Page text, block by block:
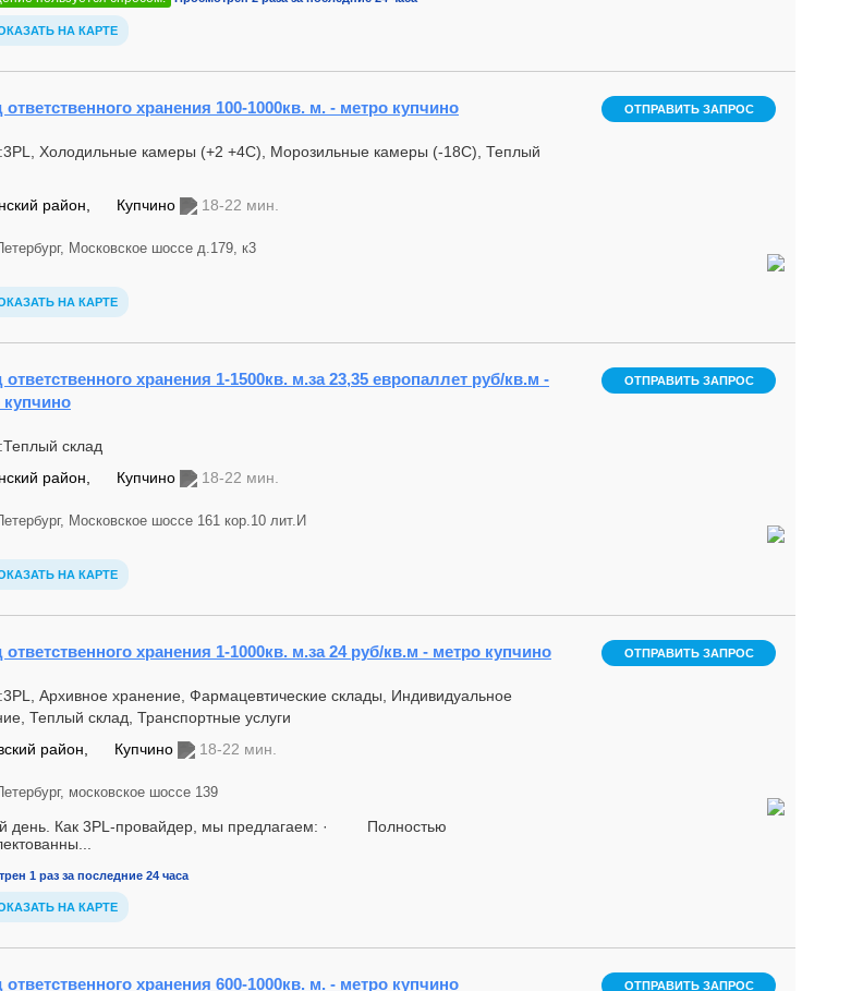
НА КАРТЕ
хранения 100-1000кв. м. - метро купчино
Холодильные камеры (+2 +4С), Морозильные камеры (-18С), Теплый
район,
Купчино 18-22 мин.
Московское шоссе д.179, к3
ОТПРАВИТЬ ЗАПРОС
НА КАРТЕ
хранения 1-1500кв. м.за 23,35 европаллет руб/кв.м -
купчино
склад
район,
Купчино 18-22 мин.
Московское шоссе 161 кор.10 лит.И
ОТПРАВИТЬ ЗАПРОС
НА КАРТЕ
хранения 1-1000кв. м.за 24 руб/кв.м - метро купчино
Архивное хранение, Фармацевтические склады, Индивидуальное
Теплый склад, Транспортные услуги
район,
Купчино 18-22 мин.
московское шоссе 139
день. Как 3PL-провайдер, мы предлагаем: · Полностью
ОТПРАВИТЬ ЗАПРОС
1 раз за последние 24 часа
НА КАРТЕ
хранения 600-1000кв. м. - метро купчино ОТПРАВИТЬ ЗАПРОС